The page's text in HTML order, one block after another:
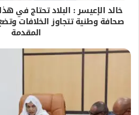
خالد الإعيسر : البلاد تحتاج في
صحافة وطنية تتجاوز الخلافات
المقدمة